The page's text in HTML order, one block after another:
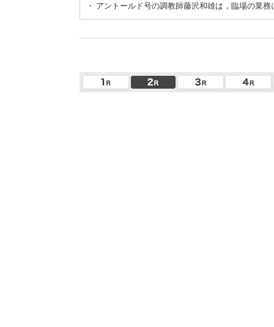
・ アントールド号の調教師藤沢和雄は，臨場の業